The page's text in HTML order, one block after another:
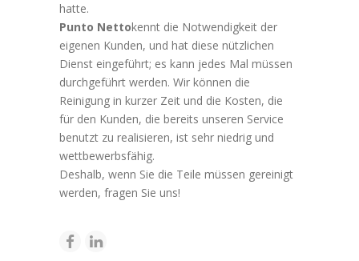
hatte.
Punto Nettokennt die Notwendigkeit der
eigenen Kunden, und hat diese nützlichen
Dienst eingeführt; es kann jedes Mal müssen
durchgeführt werden. Wir können die
Reinigung in kurzer Zeit und die Kosten, die
für den Kunden, die bereits unseren Service
benutzt zu realisieren, ist sehr niedrig und
wettbewerbsfähig.
Deshalb, wenn Sie die Teile müssen gereinigt
werden, fragen Sie uns!